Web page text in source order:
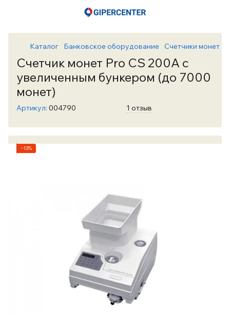
Каталог Банковское оборудование Счетчики монет
Счетчик монет Pro CS 200А с
увеличенным бункером (до 7000
монет)
Артикул: 004790 1 отзыв
−13%